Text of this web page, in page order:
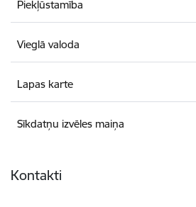
Piekļūstamība
Vieglā valoda
Lapas karte
Sīkdatņu izvēles maiņa
Kontakti